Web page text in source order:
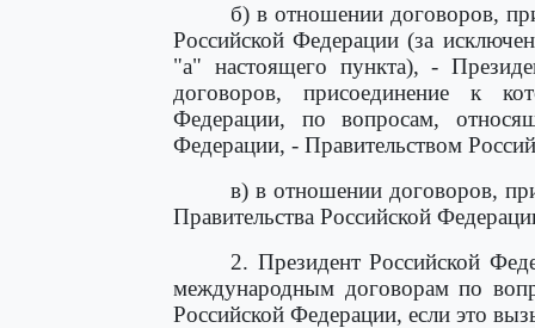
б) в отношении договоров,
Российской Федерации (за
"а" настоящего пункта), -
договоров, присоединение к
Федерации, по вопросам,
Федерации, - Правительством
в) в отношении договоров,
Правительства Российской
2. Президент Российской
международным договорам по
Российской Федерации, если это